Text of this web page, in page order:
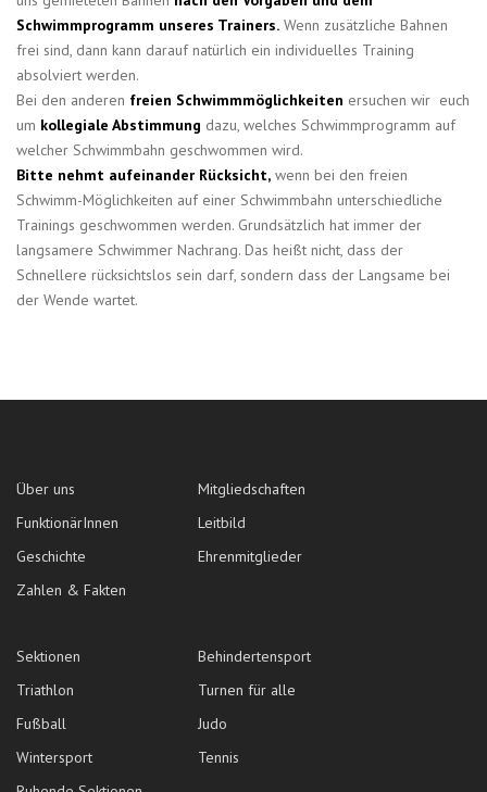
Schwimmprogramm unseres Trainers. Wenn zusätzliche Bahnen
frei sind, dann kann darauf natürlich ein individuelles Training
absolviert werden.
Bei den anderen freien Schwimmmöglichkeiten ersuchen wir euch
um kollegiale Abstimmung dazu, welches Schwimmprogramm auf
welcher Schwimmbahn geschwommen wird.
Bitte nehmt aufeinander Rücksicht, wenn bei den freien
Schwimm-Möglichkeiten auf einer Schwimmbahn unterschiedliche
Trainings geschwommen werden. Grundsätzlich hat immer der
langsamere Schwimmer Nachrang. Das heißt nicht, dass der
Schnellere rücksichtslos sein darf, sondern dass der Langsame bei
der Wende wartet.
Über uns
Mitgliedschaften
FunktionärInnen
Leitbild
Geschichte
Ehrenmitglieder
Zahlen & Fakten
Sektionen
Behindertensport
Triathlon
Turnen für alle
Fußball
Judo
Wintersport
Tennis